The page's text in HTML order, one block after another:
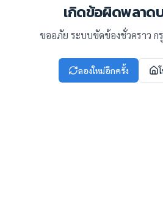
เกิดข้อผิดพลาด
ขออภัย ระบบขัดข้องชั่วคราว ก
ลองใหม่อีกครั้ง